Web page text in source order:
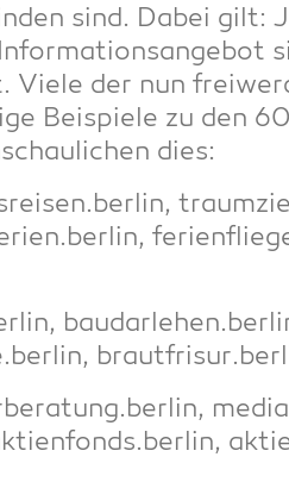
sind. Dabei gilt:
der nun
Bei­spie­le zu den
dies: